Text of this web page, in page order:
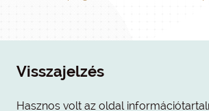
Visszajelzés
Hasznos volt az oldal